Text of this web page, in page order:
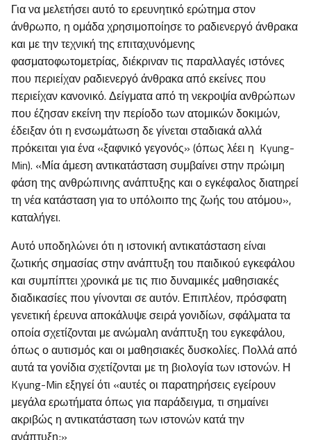
Για να μελετήσει αυτό το ερευνητικό ερώτημα στον
άνθρωπο, η ομάδα χρησιμοποίησε το ραδιενεργό άνθρακα
και με την τεχνική της επιταχυνόμενης
φασματοφωτομετρίας, διέκριναν τις παραλλαγές ιστόνες
που περιείχαν ραδιενεργό άνθρακα από εκείνες που
περιείχαν κανονικό. Δείγματα από τη νεκροψία ανθρώπων
που έζησαν εκείνη την περίοδο των ατομικών δοκιμών,
έδειξαν ότι η ενσωμάτωση δε γίνεται σταδιακά αλλά
πρόκειται για ένα «ξαφνικό γεγονός» (όπως λέει η Kyung-
Min). «Μία άμεση αντικατάσταση συμβαίνει στην πρώιμη
φάση της ανθρώπινης ανάπτυξης και ο εγκέφαλος διατηρεί
τη νέα κατάσταση για το υπόλοιπο της ζωής του ατόμου»,
καταλήγει.
Αυτό υποδηλώνει ότι η ιστονική αντικατάσταση είναι
ζωτικής σημασίας στην ανάπτυξη του παιδικού εγκεφάλου
και συμπίπτει χρονικά με τις πιο δυναμικές μαθησιακές
διαδικασίες που γίνονται σε αυτόν. Επιπλέον, πρόσφατη
γενετική έρευνα αποκάλυψε σειρά γονιδίων, σφάλματα τα
οποία σχετίζονται με ανώμαλη ανάπτυξη του εγκεφάλου,
όπως ο αυτισμός και οι μαθησιακές δυσκολίες. Πολλά από
αυτά τα γονίδια σχετίζονται με τη βιολογία των ιστονών. Η
Kyung-Min εξηγεί ότι «αυτές οι παρατηρήσεις εγείρουν
μεγάλα ερωτήματα όπως για παράδειγμα, τι σημαίνει
ακριβώς η αντικατάσταση των ιστονών κατά την
ανάπτυξη;»